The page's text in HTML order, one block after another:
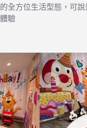
的全方位生活型態，可
體驗